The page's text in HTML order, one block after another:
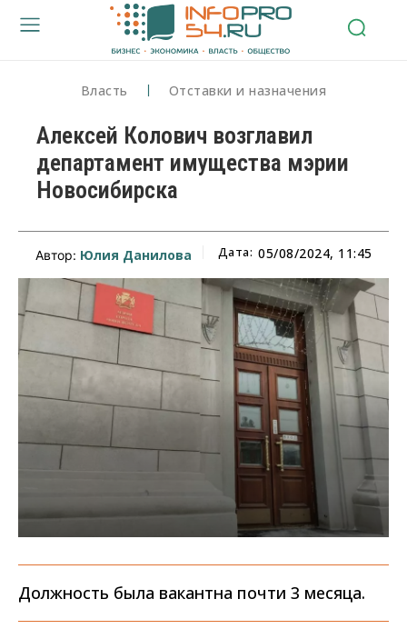
Власть Отставки и назначения
Алексей Колович возглавил
департамент имущества мэрии
Новосибирска
Автор: Юлия Данилова Дата: 05/08/2024, 11:45
Должность была вакантна почти 3 месяца.